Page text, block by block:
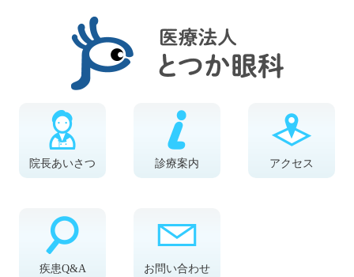
院長あいさつ 診療案内 アクセス
疾患Q&A お問い合わせ